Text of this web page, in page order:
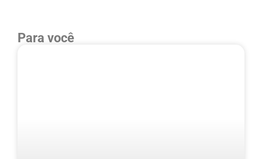
Para você